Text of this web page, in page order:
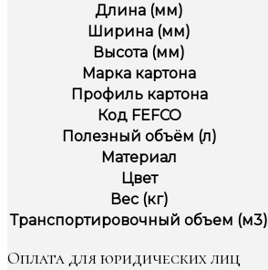
Длина (мм)
Ширина (мм)
Высота (мм)
Марка картона
Профиль картона
Код FEFCO
Полезный объём (л)
Материал
Цвет
Вес (кг)
Транспортировочный объем (м3)
Оплата для юридических лиц